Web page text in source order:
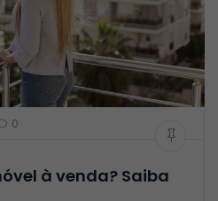
0
à venda? Saiba